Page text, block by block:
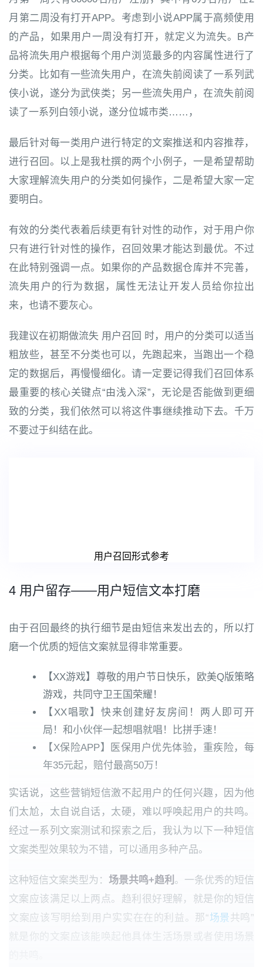
月第二周没有打开APP。考虑到小说APP属于高频使用
的产品，如果用户一周没有打开，就定义为流失。B产
品将流失用户根据每个用户浏览最多的内容属性进行了
分类。比如有一些流失用户，在流失前阅读了一系列武
侠小说，遂分为武侠类；另一些流失用户，在流失前阅
读了一系列白领小说，遂分位城市类……，
最后针对每一类用户进行特定的文案推送和内容推荐，
进行召回。以上是我杜撰的两个小例子，一是希望帮助
大家理解流失用户的分类如何操作，二是希望大家一定
要明白。
有效的分类代表着后续更有针对性的动作，对于用户你
只有进行针对性的操作，召回效果才能达到最优。不过
在此特别强调一点。如果你的产品数据仓库并不完善，
流失用户的行为数据，属性无法让开发人员给你拉出
来，也请不要灰心。
我建议在初期做流失 用户召回 时，用户的分类可以适当
粗放些，甚至不分类也可以，先跑起来，当跑出一个稳
定的数据后，再慢慢细化。请一定要记得我们召回体系
最重要的核心关键点“由浅入深”，无论是否能做到更细
致的分类，我们依然可以将这件事继续推动下去。千万
不要过于纠结在此。
用户召回形式参考
4 用户留存——用户短信文本打磨
由于召回最终的执行细节是由短信来发出去的，所以打
磨一个优质的短信文案就显得非常重要。
【XX游戏】尊敬的用户节日快乐，欧美Q版策略
游戏，共同守卫王国荣耀！
【XX唱歌】快来创建好友房间！两人即可开
局！和小伙伴一起想唱就唱！比拼手速！
【X保险APP】医保用户优先体验，重疾险，每
年35元起，赔付最高50万！
实话说，这些营销短信激不起用户的任何兴趣，因为他
们太尬，太自说自话，太硬，难以呼唤起用户的共鸣。
经过一系列文案测试和探索之后，我认为以下一种短信
文案类型效果较为不错，可以通用多种产品。
这种短信文案类型为： 场景共鸣+趋利 。一条优秀的短信
文案应该满足以上两点。趋利很好理解，就是你的短信
文案应该写明给到用户实实在在的利益。那“场景共鸣”
就是你的文案应该能唤起他具体生活场景或者使用场景